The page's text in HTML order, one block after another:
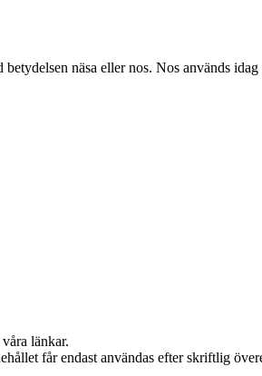
näsa eller nos. Nos används
länkar.
får endast användas efter skriftlig